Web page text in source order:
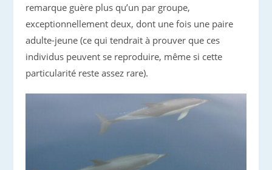
remarque guère plus qu’un par groupe,
exceptionnellement deux, dont une fois une paire
adulte-jeune (ce qui tendrait à prouver que ces
individus peuvent se reproduire, même si cette
particularité reste assez rare).